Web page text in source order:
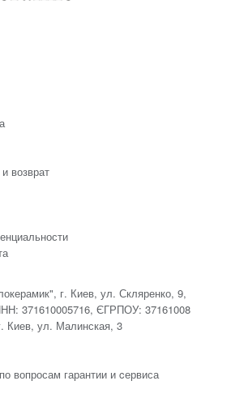
возврат
г. Киев, ул. Скляренко, 9,
371610005716, ЄГРПОУ: 37161008
Киев, ул. Малинская, 3
вопросам гарантии и cервиса